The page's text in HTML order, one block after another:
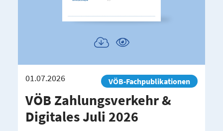
Publikation
Publikation
01.07.2026 VÖB-Fachpublikationen
VÖB Zahlungs­verkehr &
Digitales Juli 2026